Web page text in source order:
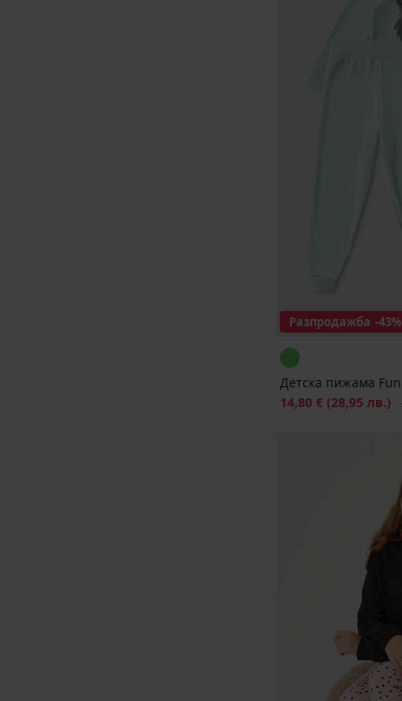
Разпродажба -43%
Детска пижама
Намаление
14,80 € (28,95 лв.)